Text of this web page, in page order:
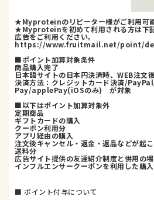
★Myproteinのリピーター様がご利用可能
★Myproteinを初めて利用される方は下
広告をご利用ください。
https://www.fruitmail.net/point/
■ポイント加算対象条件
商品購入完了
日本語サイトの日本円決済時、WEB注文
決済方法：クレジットカード決済/
Pay/applePay(iOSのみ) が対象
■以下はポイント加算対象外
定期商品
ギフトカードの購入
クーポン利用分
アプリ経由の購入
注文後キャンセル・返金・返品などが起
送料分
広告サイト提供の友達紹介制度と併用の
インフルエンサークーポンを利用した購入
■ ポイント付与について